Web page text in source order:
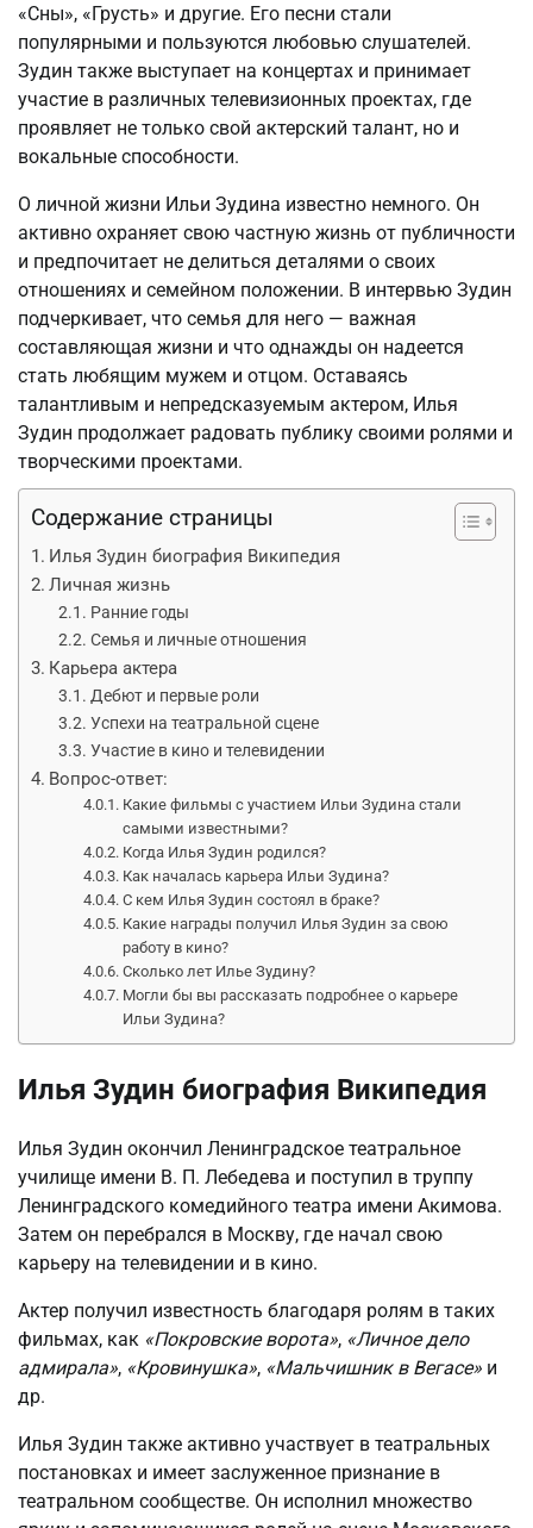
«Сны», «Грусть» и другие. Его песни стали
популярными и пользуются любовью слушателей.
Зудин также выступает на концертах и принимает
участие в различных телевизионных проектах, где
проявляет не только свой актерский талант, но и
вокальные способности.
О личной жизни Ильи Зудина известно немного. Он
активно охраняет свою частную жизнь от публичности
и предпочитает не делиться деталями о своих
отношениях и семейном положении. В интервью Зудин
подчеркивает, что семья для него — важная
составляющая жизни и что однажды он надеется
стать любящим мужем и отцом. Оставаясь
талантливым и непредсказуемым актером, Илья
Зудин продолжает радовать публику своими ролями и
творческими проектами.
Содержание страницы
Илья Зудин биография Википедия
Личная жизнь
Ранние годы
Семья и личные отношения
Карьера актера
Дебют и первые роли
Успехи на театральной сцене
Участие в кино и телевидении
Вопрос-ответ:
Какие фильмы с участием Ильи Зудина стали
самыми известными?
Когда Илья Зудин родился?
Как началась карьера Ильи Зудина?
С кем Илья Зудин состоял в браке?
Какие награды получил Илья Зудин за свою
работу в кино?
Сколько лет Илье Зудину?
Могли бы вы рассказать подробнее о карьере
Ильи Зудина?
Илья Зудин биография Википедия
Илья Зудин окончил Ленинградское театральное
училище имени В. П. Лебедева и поступил в труппу
Ленинградского комедийного театра имени Акимова.
Затем он перебрался в Москву, где начал свою
карьеру на телевидении и в кино.
Актер получил известность благодаря ролям в таких
фильмах, как «Покровские ворота», «Личное дело
адмирала», «Кровинушка», «Мальчишник в Вегасе» и
др.
Илья Зудин также активно участвует в театральных
постановках и имеет заслуженное признание в
театральном сообществе. Он исполнил множество